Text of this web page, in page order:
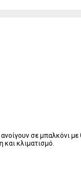
σε μπαλκόνι
κλιματισμό.